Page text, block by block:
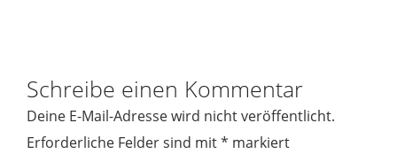
Schreibe einen Kommentar
Deine E-Mail-Adresse wird nicht veröffentlicht.
Erforderliche Felder sind mit* markiert